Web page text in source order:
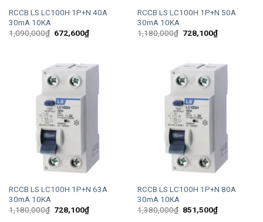
RCCB LS LC100H 1P+N 40A
30mA 10KA
1,090,000₫ Giá
672,600₫Giá
hiện
672,600₫.
RCCB LS LC100H 1P+N 50A
30mA 10KA
1,180,000₫ Giá
728,100₫Giá
hiện
728,100₫.
RCCB LS LC100H 1P+N 63A
30mA 10KA
1,180,000₫ Giá
728,100₫Giá
hiện
RCCB LS LC100H 1P+N 80A
30mA 10KA
1,380,000₫ Giá
851,500₫Giá
hiện